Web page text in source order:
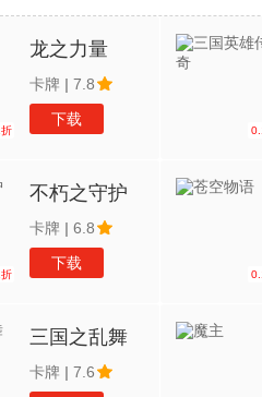
龙之力量
卡牌 | 7.8
下载
不朽之守护
卡牌 | 6.8
下载
三国之乱舞
卡牌 | 7.6